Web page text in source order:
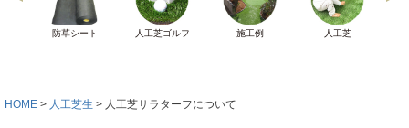
HOME 人工芝生 人工芝サラターフについて